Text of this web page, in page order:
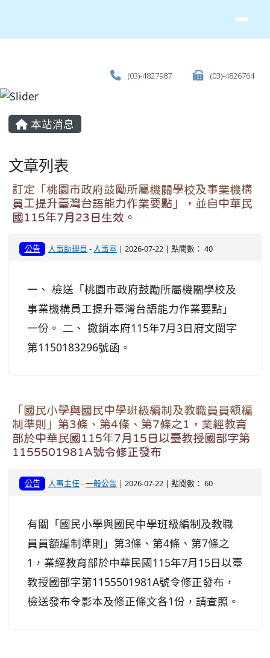
(03)-4827987 (03)-4826764
主內容區域
本站消息
文章列表
訂定「桃園市政府鼓勵所屬機關學校及事業機構
員工提升臺灣台語能力作業要點」，並自中華民
國115年7月23日生效。
公告 人事助理員 - 人事室 | 2026-07-22 | 點閱數： 40
一、 檢送「桃園市政府鼓勵所屬機關學校及
事業機構員工提升臺灣台語能力作業要點」
一份。 二、 撤銷本府115年7月3日府文閩字
第1150183296號函。
「國民小學與國民中學班級編制及教職員員額編
制準則」第3條、第4條、第7條之1，業經教育
部於中華民國115年7月15日以臺教授國部字第
1155501981A號令修正發布
公告 人事主任-一般公告 | 2026-07-22 | 點閱數： 60
有關「國民小學與國民中學班級編制及教職
員員額編制準則」第3條、第4條、第7條之
1，業經教育部於中華民國115年7月15日以臺
教授國部字第1155501981A號令修正發布，
檢送發布令影本及修正條文各1份，請查照。